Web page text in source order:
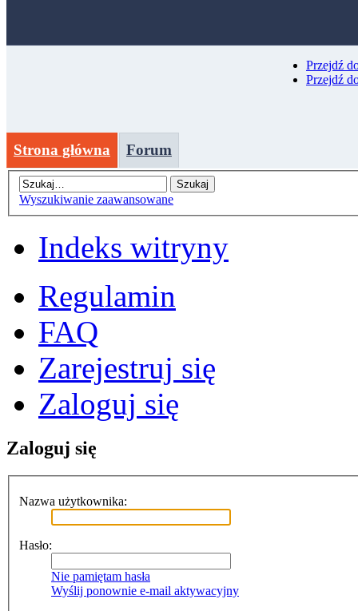
Przejdź
Przejdź
Strona główna Forum
Wyszukiwanie zaawansowane
Indeks witryny
Regulamin
FAQ
Zarejestruj się
Zaloguj się
Zaloguj się
Nazwa użytkownika:
Hasło:
Nie pamiętam hasła
Wyślij ponownie e-mail aktywacyjny